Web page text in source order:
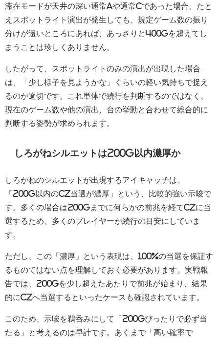
滞在モードが天井の深い通常Aや通常Cであった場合、たと
えスポットライト演出が発生しても、規定ゲーム数の振り
分けが遠いところにあれば、あっさりと400Gを超えてし
まうことは珍しくありません。
したがって、スポットライトのみの演出が出現した場合
は、「少し様子を見ようかな」くらいの軽い気持ちで捉え
るのが適切です。これ単体で続行を判断するのではなく、
現在のゲーム数や他の演出、台の挙動と合わせて総合的に
判断する姿勢が求められます。
しろがねシルエットは200G以内濃厚か
しろがねのシルエットが出現するアイキャッチは、
「200G以内のCZ当選が濃厚」という、比較的強い示唆で
す。多くの場合は200Gまでに何らかの前兆を経てCZに当
選するため、多くのプレイヤーが続行の目安にしていま
す。
ただし、この「濃厚」という表現は、100%の当選を保証す
るものではない点を理解しておく必要があります。実戦報
告では、200Gを少し超えたあたりで前兆が始まり、結果
的にCZへ当選するといったケースも確認されています。
このため、示唆を鵜呑みにして「200Gぴったりで必ず当
たる」と考えるのは早計です。あくまで「高い確率で